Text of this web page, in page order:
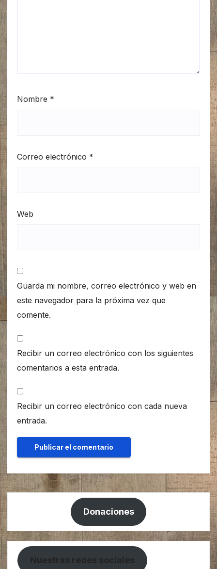
Nombre *
Correo electrónico *
Web
Guarda mi nombre, correo electrónico y web en
este navegador para la próxima vez que
comente.
Recibir un correo electrónico con los siguientes
comentarios a esta entrada.
Recibir un correo electrónico con cada nueva
entrada.
Donaciones
Nuestras redes sociales